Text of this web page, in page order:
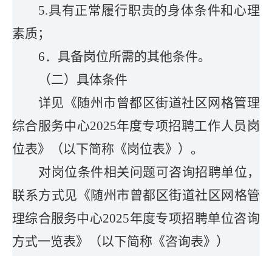
5.具有正常履行职责的身体条件和心理
素质；
6．具备岗位所需的其他条件。
（二）具体条件
详见《随州市曾都区街道社区网格管理
综合服务中心2025年度专项招聘工作人员岗
位表》（以下简称《岗位表》）。
对岗位条件相关问题可咨询招聘单位，
联系方式见《随州市曾都区街道社区网格管
理综合服务中心2025年度专项招聘单位咨询
方式一览表》（以下简称《咨询表》）